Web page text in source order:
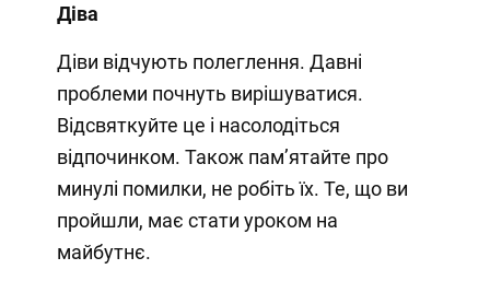
Діва
Діви відчують полеглення. Давні
проблеми почнуть вирішуватися.
Відсвяткуйте це і насолодіться
відпочинком. Також пам’ятайте про
минулі помилки, не робіть їх. Те, що ви
пройшли, має стати уроком на
майбутнє.